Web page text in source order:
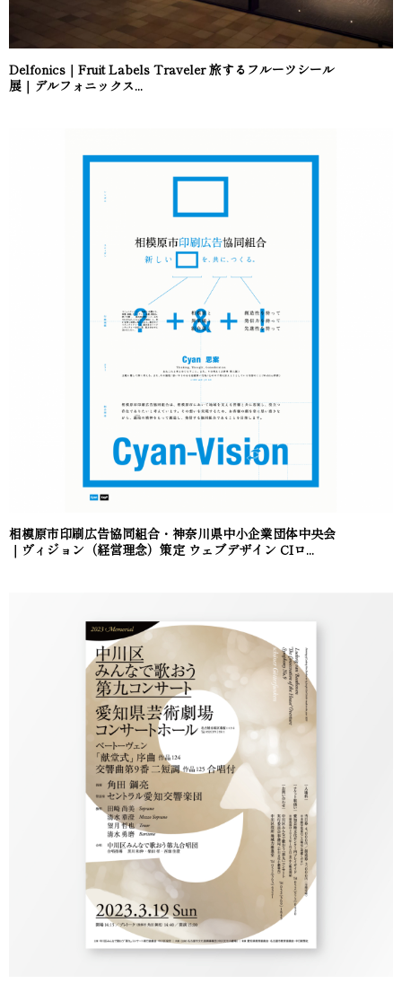
Delfonics｜Fruit Labels Traveler 旅するフルーツシール
展｜デルフォニックス...
相模原市印刷広告協同組合・神奈川県中小企業団体中央会
｜ヴィジョン（経営理念）策定 ウェブデザイン CIロ...